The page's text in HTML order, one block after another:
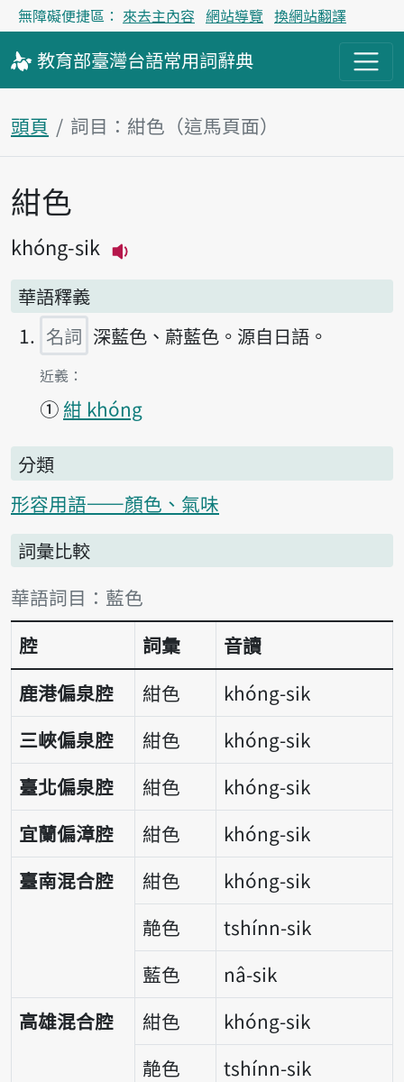
無障礙便捷區： 來去主內容 網站導覽 換網站翻譯
教育部臺灣台語常用詞辭典
頭頁 詞目：紺色（這馬頁面）
主內容區
紺色
khóng-sik
華語釋義
名詞 深藍色、蔚藍色。源自日語。
第1項釋義的
近義：
① 紺 khóng
分類
形容用語——顏色、氣味
詞彙比較
詞彙比較表
華語詞目：藍色
腔
詞彙
音讀
鹿港偏泉腔
紺色
khóng-sik
三峽偏泉腔
紺色
khóng-sik
臺北偏泉腔
紺色
khóng-sik
宜蘭偏漳腔
紺色
khóng-sik
臺南混合腔
紺色
khóng-sik
靘色
tshínn-sik
藍色
nâ-sik
高雄混合腔
紺色
khóng-sik
靘色
tshínn-sik